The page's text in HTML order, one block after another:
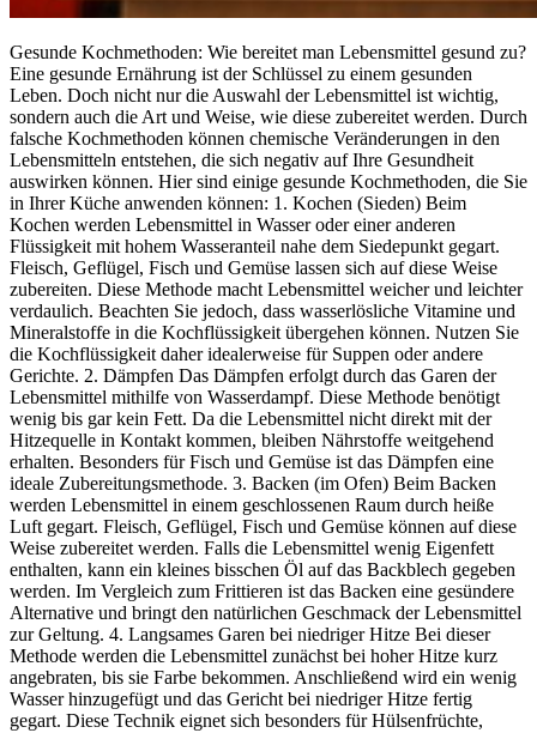
Gesunde Kochmethoden: Wie bereitet man Lebensmittel gesund zu?
Eine gesunde Ernährung ist der Schlüssel zu einem gesunden
Leben. Doch nicht nur die Auswahl der Lebensmittel ist wichtig,
sondern auch die Art und Weise, wie diese zubereitet werden. Durch
falsche Kochmethoden können chemische Veränderungen in den
Lebensmitteln entstehen, die sich negativ auf Ihre Gesundheit
auswirken können. Hier sind einige gesunde Kochmethoden, die Sie
in Ihrer Küche anwenden können: 1. Kochen (Sieden) Beim
Kochen werden Lebensmittel in Wasser oder einer anderen
Flüssigkeit mit hohem Wasseranteil nahe dem Siedepunkt gegart.
Fleisch, Geflügel, Fisch und Gemüse lassen sich auf diese Weise
zubereiten. Diese Methode macht Lebensmittel weicher und leichter
verdaulich. Beachten Sie jedoch, dass wasserlösliche Vitamine und
Mineralstoffe in die Kochflüssigkeit übergehen können. Nutzen Sie
die Kochflüssigkeit daher idealerweise für Suppen oder andere
Gerichte. 2. Dämpfen Das Dämpfen erfolgt durch das Garen der
Lebensmittel mithilfe von Wasserdampf. Diese Methode benötigt
wenig bis gar kein Fett. Da die Lebensmittel nicht direkt mit der
Hitzequelle in Kontakt kommen, bleiben Nährstoffe weitgehend
erhalten. Besonders für Fisch und Gemüse ist das Dämpfen eine
ideale Zubereitungsmethode. 3. Backen (im Ofen) Beim Backen
werden Lebensmittel in einem geschlossenen Raum durch heiße
Luft gegart. Fleisch, Geflügel, Fisch und Gemüse können auf diese
Weise zubereitet werden. Falls die Lebensmittel wenig Eigenfett
enthalten, kann ein kleines bisschen Öl auf das Backblech gegeben
werden. Im Vergleich zum Frittieren ist das Backen eine gesündere
Alternative und bringt den natürlichen Geschmack der Lebensmittel
zur Geltung. 4. Langsames Garen bei niedriger Hitze Bei dieser
Methode werden die Lebensmittel zunächst bei hoher Hitze kurz
angebraten, bis sie Farbe bekommen. Anschließend wird ein wenig
Wasser hinzugefügt und das Gericht bei niedriger Hitze fertig
gegart. Diese Technik eignet sich besonders für Hülsenfrüchte,